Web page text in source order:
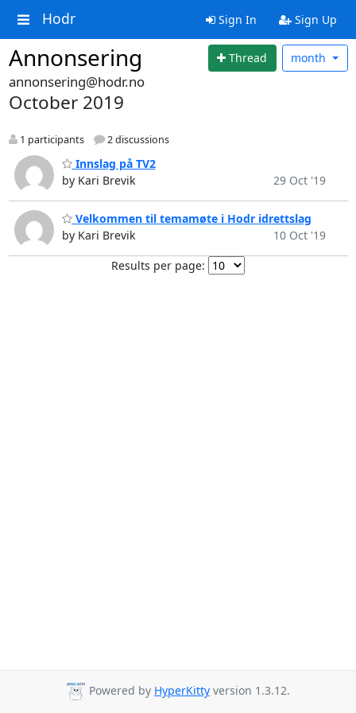
Hodr Sign In Sign Up
Annonsering Thread month
annonsering@hodr.no
October 2019
1 participants 2 discussions
Innslag på TV2
by Kari Brevik
29 Oct '19
Velkommen til temamøte i Hodr idrettslag
by Kari Brevik
10 Oct '19
Results per page:
Powered by HyperKitty version 1.3.12.